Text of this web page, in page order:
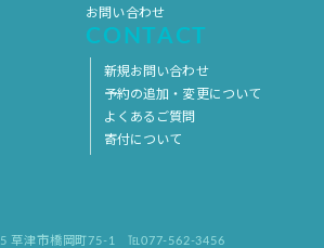
お問い合わせ
CONTACT
新規お問い合わせ
予約の追加・変更について
よくあるご質問
寄付について
草津市橋岡町75-1 ℡077-562-3456